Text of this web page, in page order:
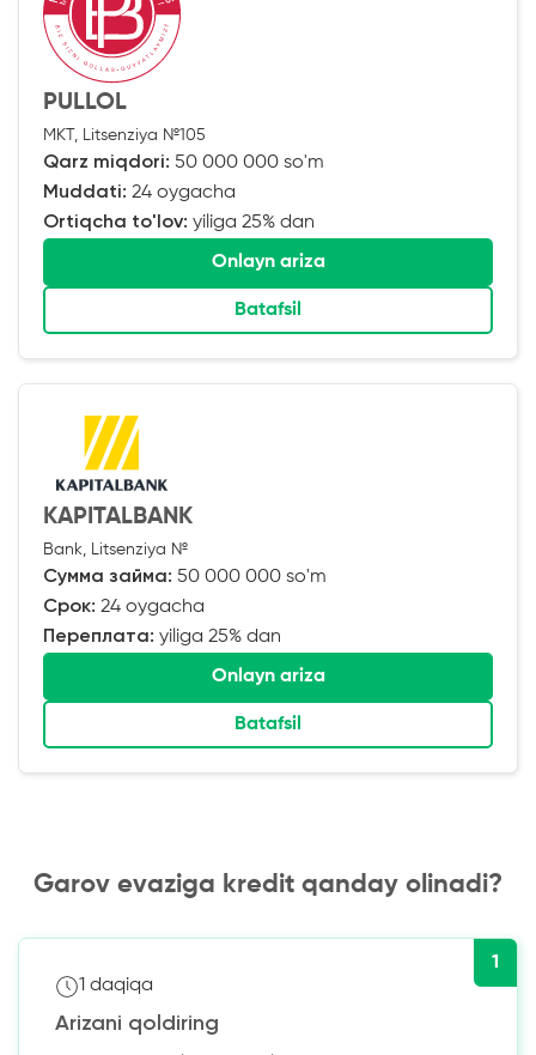
PULLOL
MKT, Litsenziya №105
Qarz miqdori: 50 000 000 so'm
Muddati: 24 oygacha
Ortiqcha to'lov: yiliga 25% dan
Onlayn ariza
Batafsil
KAPITALBANK
Bank, Litsenziya №
Сумма займа: 50 000 000 so'm
Срок: 24 oygacha
Переплата: yiliga 25% dan
Onlayn ariza
Batafsil
Garov evaziga kredit qanday olinadi?
1
1 daqiqa
Arizani qoldiring